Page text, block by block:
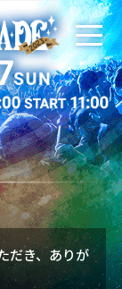
だき、ありが